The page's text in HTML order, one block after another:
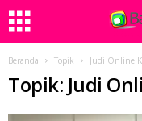
Beranda Topik Judi Online
Topik: Judi